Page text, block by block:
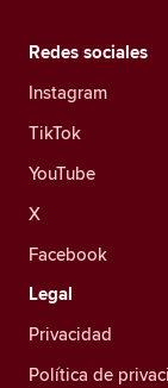
Redes sociales
Instagram
TikTok
YouTube
X
Facebook
Legal
Privacidad
Política de